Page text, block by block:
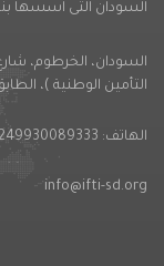
السودان التى اسسها
السودان، الخرطوم، شارع
التأمين الوطنية )،
الهاتف:
info@ifti-sd.org